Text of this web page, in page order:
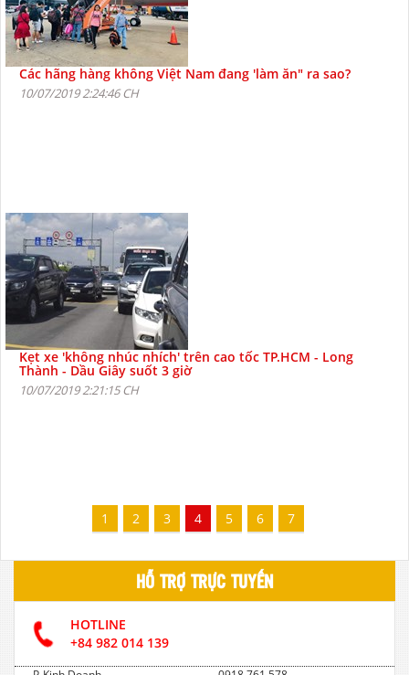
Các hãng hàng không Việt Nam đang 'làm ăn" ra sao?
10/07/2019 2:24:46 CH
Kẹt xe 'không nhúc nhích' trên cao tốc TP.HCM - Long
Thành - Dầu Giây suốt 3 giờ
10/07/2019 2:21:15 CH
1 2 3 4 5 6 7
HỖ TRỢ TRỰC TUYẾN
HOTLINE
+84 982 014 139